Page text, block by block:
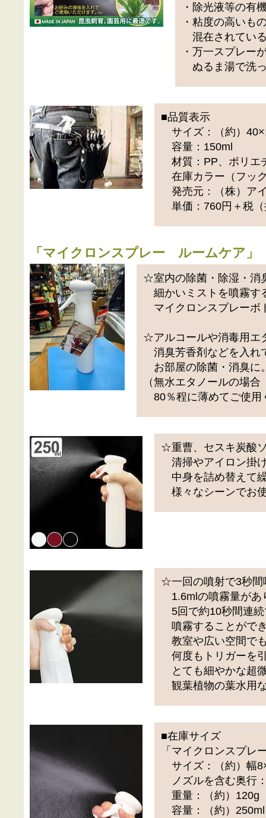
・除光液等の有
・粘度の高いも
混在されてい
・万一スプレー
ぬるま湯で洗
■品質表示
サイズ：（約）
容量：150ml
材質：PP、ポリエ
在庫カラー（フッ
発売元：（株）ア
単価：760円＋税（
「 マイクロンスプレー ルームケア 」
☆室内の除菌・除湿・消
細かいミストを噴霧す
マイクロンスプレーボ
☆アルコールや消毒用エ
消臭芳香剤などを入れ
お部屋の除菌・消臭に
（無水エタノールの場合
80％程に薄めてご使用
☆重曹、セスキ炭酸
清掃やアイロン掛
中身を詰め替えて
様々なシーンでお
☆一回の噴射で3秒間
1.6mlの噴霧量があ
5回で約10秒間連続
噴霧することがで
教室や広い空間で
何度もトリガーを
とても細やかな超
観葉植物の葉水用
■在庫サイズ
「マイクロンスプ
サイズ：（約）幅
ノズルを含む奥行
重量：（約）120g
容量：（約）250ml